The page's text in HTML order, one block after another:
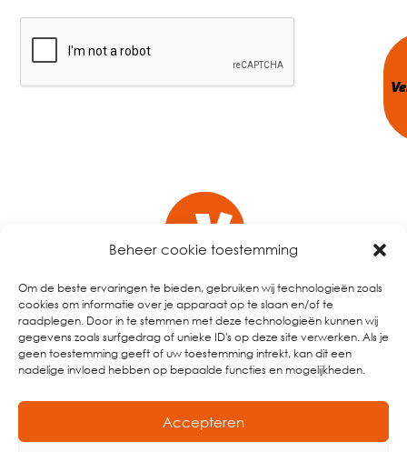
Beheer cookie toestemming
Om de beste ervaringen te bieden, gebruiken wij technologieën zoals
cookies om informatie over je apparaat op te slaan en/of te
raadplegen. Door in te stemmen met deze technologieën kunnen wij
gegevens zoals surfgedrag of unieke ID's op deze site verwerken. Als je
geen toestemming geeft of uw toestemming intrekt, kan dit een
nadelige invloed hebben op bepaalde functies en mogelijkheden.
Accepteren